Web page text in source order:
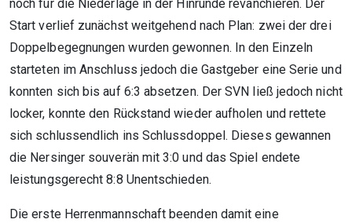
noch für die Niederlage in der Hinrunde revanchieren. Der
Start verlief zunächst weitgehend nach Plan: zwei der drei
Doppelbegegnungen wurden gewonnen. In den Einzeln
starteten im Anschluss jedoch die Gastgeber eine Serie und
konnten sich bis auf 6:3 absetzen. Der SVN ließ jedoch nicht
locker, konnte den Rückstand wieder aufholen und rettete
sich schlussendlich ins Schlussdoppel. Dieses gewannen
die Nersinger souverän mit 3:0 und das Spiel endete
leistungsgerecht 8:8 Unentschieden.
Die erste Herrenmannschaft beenden damit eine